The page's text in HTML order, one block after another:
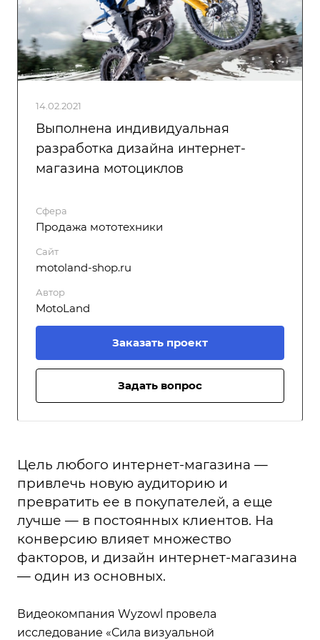
14.02.2021
Выполнена индивидуальная
разработка дизайна интернет-
магазина мотоциклов
Сфера
Продажа мототехники
Сайт
motoland-shop.ru
Автор
MotoLand
Заказать проект
Задать вопрос
Цель любого интернет-магазина —
привлечь новую аудиторию и
превратить ее в покупателей, а еще
лучше — в постоянных клиентов. На
конверсию влияет множество
факторов, и дизайн интернет-магазина
— один из основных.
Видеокомпания Wyzowl провела
исследование «Сила визуальной